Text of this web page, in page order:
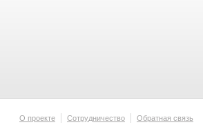
О проекте Сотрудничество Обратная связь